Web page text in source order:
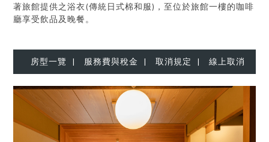
著旅館提供之浴衣(傳統日式棉和服)，至位於旅館一樓的咖啡
廳享受飲品及晚餐。
房型一覽 | 服務費與稅金 | 取消規定 | 線上取消